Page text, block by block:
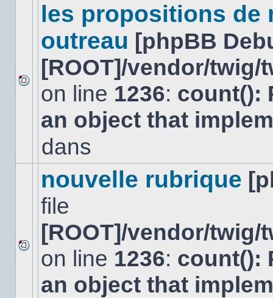
sujet.
Aucun
nouveau
message
non-
dans
les propositions de
outreau [phpBB
[ROOT]/vendor/
on line 1236: count():
an object that
dans
Aucun
nouveau
message
non-
nouvelle rubrique
file
[ROOT]/vendor/
on line 1236: count():
an object that